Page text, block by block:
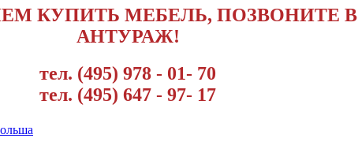
КУПИТЬ МЕБЕЛЬ, ПОЗВОНИТЕ В
АНТУРАЖ!
тел. (495) 978 - 01- 70
тел. (495) 647 - 97- 17